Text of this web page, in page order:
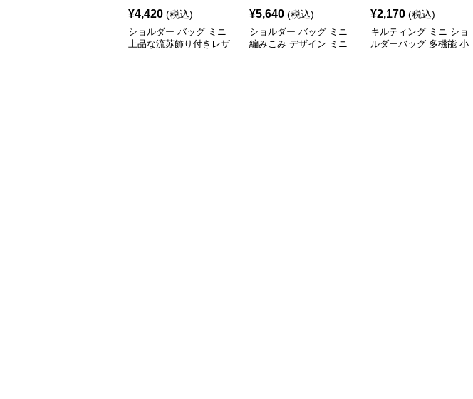
¥4,420 (税込)
ショルダー バッグ ミニ
上品な流苏飾り付きレザ
¥5,640 (税込)
ショルダー バッグ ミニ
編みこみ デザイン ミニ
¥2,170 (税込)
キルティング ミニ ショ
ルダーバッグ 多機能 小